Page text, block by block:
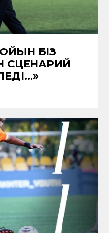
БІЗ
СЦЕНАРИЙ